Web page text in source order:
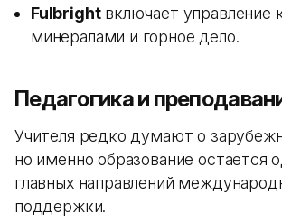
Fulbrightвключает управление
минералами и горное дело.
Педагогика и
Учителя редко думают о
но именно образование остается
главных направлений
поддержки.